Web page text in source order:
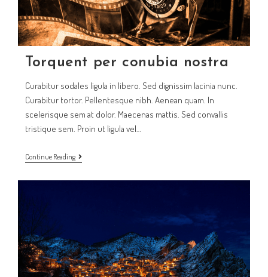
Torquent per conubia nostra
Curabitur sodales ligula in libero. Sed dignissim lacinia nunc.
Curabitur tortor. Pellentesque nibh. Aenean quam. In
scelerisque sem at dolor. Maecenas mattis. Sed convallis
tristique sem. Proin ut ligula vel…
Continue Reading
Torquent